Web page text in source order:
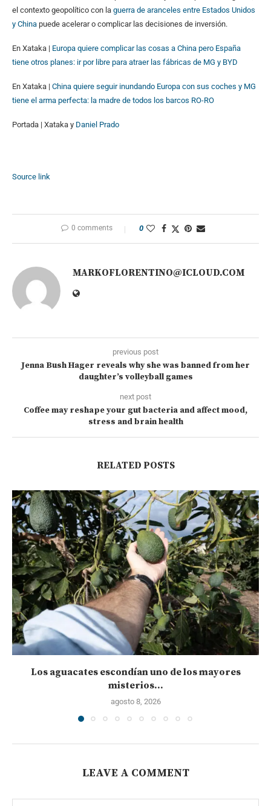
el contexto geopolítico con la guerra de aranceles entre Estados Unidos
y China puede acelerar o complicar las decisiones de inversión.
En Xataka | Europa quiere complicar las cosas a China pero España
tiene otros planes: ir por libre para atraer las fábricas de MG y BYD
En Xataka | China quiere seguir inundando Europa con sus coches y MG
tiene el arma perfecta: la madre de todos los barcos RO-RO
Portada | Xataka y Daniel Prado
Source link
0 comments 0
MARKOFLORENTINO@ICLOUD.COM
previous post
Jenna Bush Hager reveals why she was banned from her
daughter’s volleyball games
next post
Coffee may reshape your gut bacteria and affect mood,
stress and brain health
RELATED POSTS
Los aguacates escondían uno de los mayores
misterios...
agosto 8, 2026
LEAVE A COMMENT